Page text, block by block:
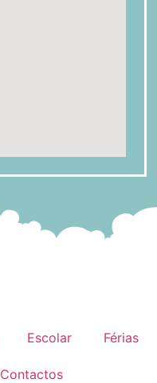
Escolar Férias
Contactos